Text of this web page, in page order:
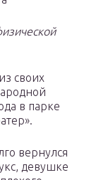
своих
в парке
вернулся
девушке